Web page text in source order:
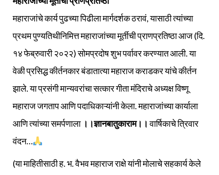
महाराजांचे कार्य पुढच्या पिढीला मार्गदर्शक ठरावं, यासाठी त्यांच्या
प्रथम पुण्यतिथीनिमित्त महाराजांच्या मूर्तीची प्राणप्रतिष्ठा आज (दि.
१४ फेब्रुवारी २०२२) सोमप्रदोष शुभ पर्वावर करण्यात आली. या
वेळी प्रसिद्ध कीर्तनकार बंडातात्या महाराज कराडकर यांचे कीर्तन
झाले. या प्रसंगी मान्यवरांचा सत्कार गीता मंदिराचे अध्यक्ष विष्णू
महाराज जगताप आणि पदाधिकाऱ्यांनी केला. महाराजांच्या कार्याला
आणि त्यांच्या समर्पणाला ।।ज्ञानबातुकाराम।। वार्षिकाचे त्रिवार
वंदन…
(या माहितीसाठी ह. भ. वैभव महाराज राक्षे यांनी मोलाचे सहकार्य केले